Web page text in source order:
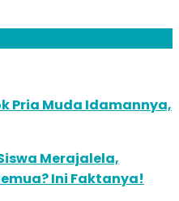
Pria Muda Idamannya,
Merajalela,
Ini Faktanya!